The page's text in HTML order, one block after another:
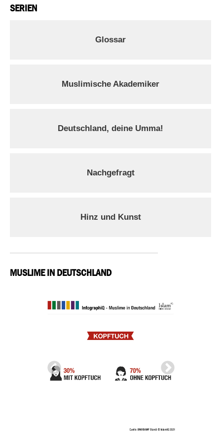
SERIEN
Glossar
Muslimische Akademiker
Deutschland, deine Umma!
Nachgefragt
Hinz und Kunst
MUSLIME IN DEUTSCHLAND